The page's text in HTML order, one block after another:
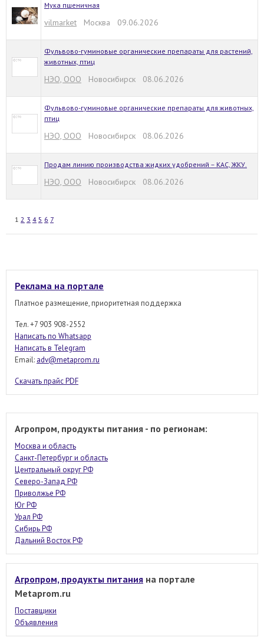
Мука пшеничная
vilmarket Москва 09.06.2026
Фульвово-гуминовые органические препараты для растений,
животных, птиц
НЭО, ООО Новосибирск 08.06.2026
Фульвово-гуминовые органические препараты для животных,
птиц
НЭО, ООО Новосибирск 08.06.2026
Продам линию производства жидких удобрений – КАС, ЖКУ.
НЭО, ООО Новосибирск 08.06.2026
1 2 3 4 5 6 7
Реклама на портале
Платное размещение, приоритетная поддержка
Тел. +7 903 908-2552
Написать по Whatsapp
Написать в Telegram
Email: adv@metaprom.ru
Скачать прайс PDF
Агропром, продукты питания - по регионам:
Москва и область
Санкт-Петербург и область
Центральный округ РФ
Северо-Запад РФ
Приволжье РФ
Юг РФ
Урал РФ
Сибирь РФ
Дальний Восток РФ
Агропром, продукты питания на портале
Metaprom.ru
Поставщики
Объявления